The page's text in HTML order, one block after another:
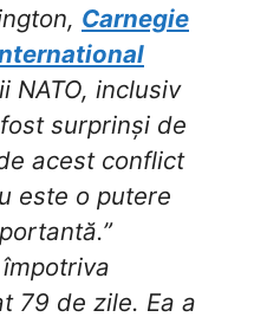
Carnegie
NATO, inclusiv
surprinși de
acest conflict
este o putere
împotriva
79 de zile. Ea a